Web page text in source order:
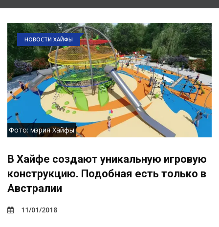
НОВОСТИ ХАЙФЫ
Фото: мэрия Хайфы
В Хайфе создают уникальную игровую
конструкцию. Подобная есть только в
Австралии
11/01/2018